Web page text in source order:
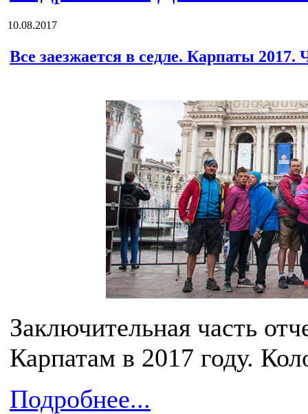
10.08.2017
Все заезжается в седле. Карпаты 2017.
Заключительная часть
Карпатам в 2017 году.
Подробнее...